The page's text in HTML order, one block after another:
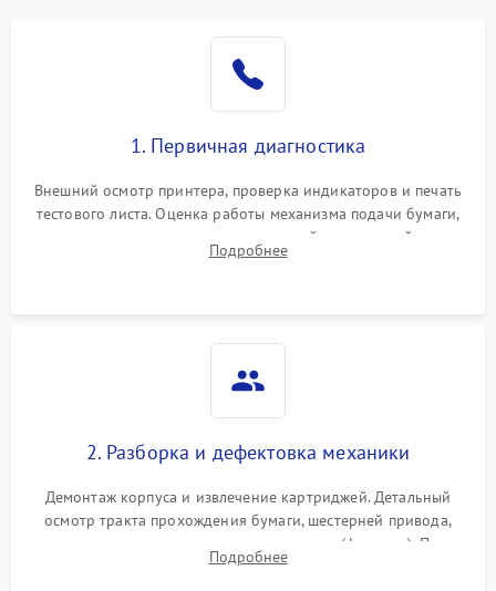
1. Первичная диагностика
Внешний осмотр принтера, проверка индикаторов и печать
тестового листа. Оценка работы механизма подачи бумаги,
выявление посторонних шумов, замятий и первичный анализ
дефектов печати (полосы, фон, пробелы).
Подробнее
2. Разборка и дефектовка механики
Демонтаж корпуса и извлечение картриджей. Детальный
осмотр тракта прохождения бумаги, шестерней привода,
роликов захвата и узла термозакрепления (фьюзера). Поиск
физического износа и повреждений деталей.
Подробнее